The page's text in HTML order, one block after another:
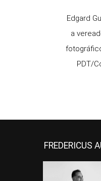
Edgard
a
PDT/
FREDERICUS